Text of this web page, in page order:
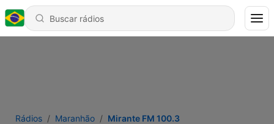
Rádios Maranhão Mirante FM 100.3